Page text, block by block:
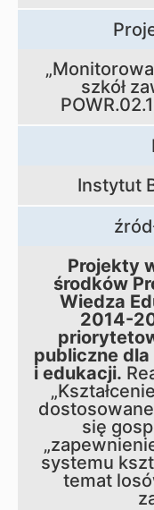
szkół
Instytut
Projekty
środków
Wiedza
2014-
publiczne
i edukacji.
się
systemu
temat